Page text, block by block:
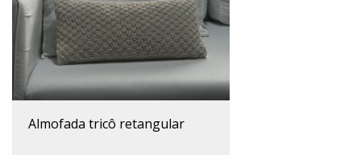
almofada tricô retangular